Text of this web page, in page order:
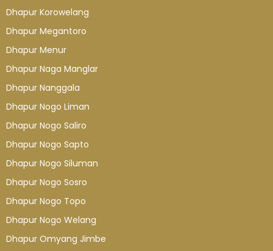
Dhapur Korowelang
Dhapur Megantoro
Dhapur Menur
Dhapur Naga Manglar
Dhapur Nanggala
Dhapur Nogo Liman
Dhapur Nogo Saliro
Dhapur Nogo Sapto
Dhapur Nogo Siluman
Dhapur Nogo Sosro
Dhapur Nogo Topo
Dhapur Nogo Welang
Dhapur Omyang Jimbe